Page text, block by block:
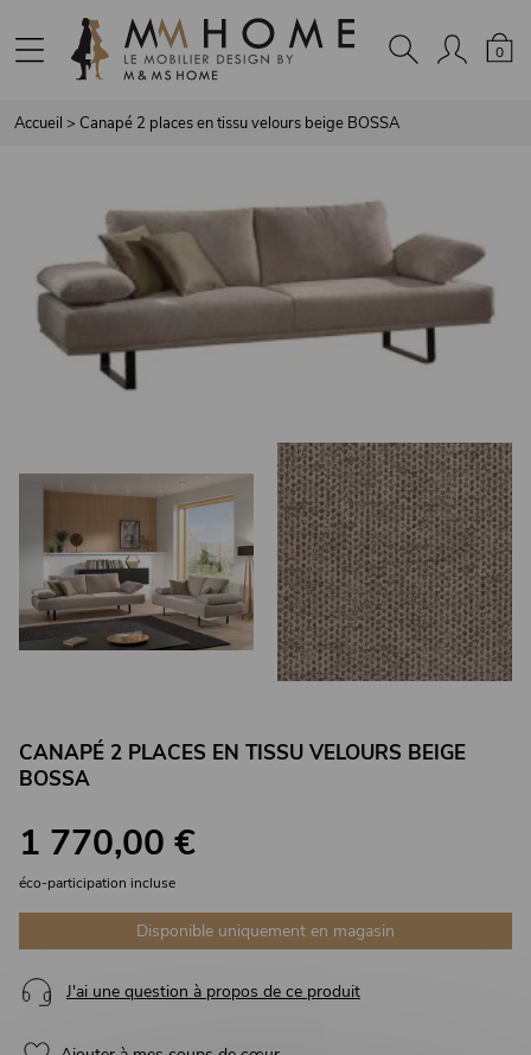
0
Accueil > Canapé 2 places en tissu velours beige BOSSA
CANAPÉ 2 PLACES EN TISSU VELOURS BEIGE
BOSSA
1 770,00 €
éco-participation incluse
Disponible uniquement en magasin
J'ai une question à propos de ce produit
Panneau de gestion des cookies